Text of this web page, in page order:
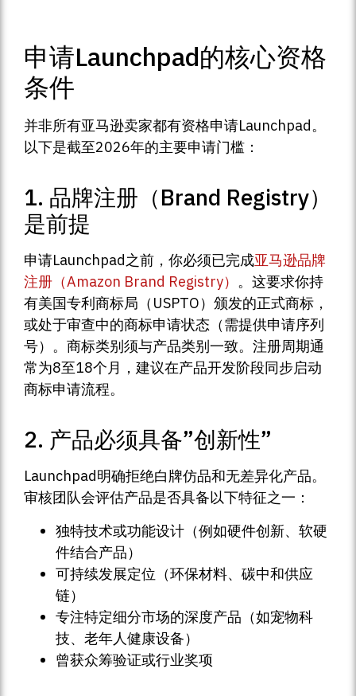
申请Launchpad的核心资格
条件
并非所有亚马逊卖家都有资格申请Launchpad。
以下是截至2026年的主要申请门槛：
1. 品牌注册（Brand Registry）
是前提
申请Launchpad之前，你必须已完成亚马逊品牌
注册（Amazon Brand Registry） 。这要求你持
有美国专利商标局（USPTO）颁发的正式商标，
或处于审查中的商标申请状态（需提供申请序列
号）。商标类别须与产品类别一致。注册周期通
常为8至18个月，建议在产品开发阶段同步启动
商标申请流程。
2. 产品必须具备”创新性”
Launchpad明确拒绝白牌仿品和无差异化产品。
审核团队会评估产品是否具备以下特征之一：
独特技术或功能设计（例如硬件创新、软硬
件结合产品）
可持续发展定位（环保材料、碳中和供应
链）
专注特定细分市场的深度产品（如宠物科
技、老年人健康设备）
曾获众筹验证或行业奖项